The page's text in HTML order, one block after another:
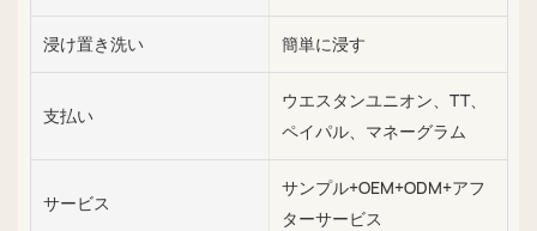
浸け置き洗い 簡単に浸す
支払い
ウエスタンユニオン、TT、
ペイパル、マネーグラム
サービス
サンプル+OEM+ODM+アフ
ターサービス